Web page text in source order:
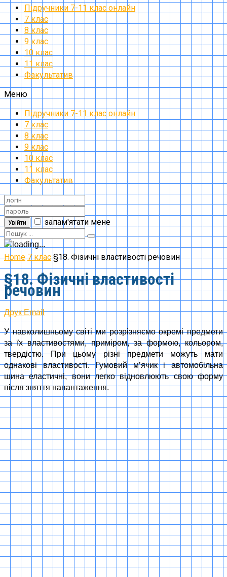
Підручники 7-11 клас онлайн
7 клас
8 клас
9 клас
10 клас
11 клас
Факультатив
Меню
Підручники 7-11 клас онлайн
7 клас
8 клас
9 клас
10 клас
11 клас
Факультатив
Увійти запам'ятати мене
Home 7 клас §18. Фізичні властивості речовин
§18. Фізичні властивості
речовин
Друк Email
У навколишньому світі ми розрізняємо окремі предмети
за їх властивостями, приміром, за формою, кольором,
твердістю. При цьому різні предмети можуть мати
однакові властивості. Гумовий м’ячик і автомобільна
шина еластичні, вони легко відновлюють свою форму
після зняття навантаження.